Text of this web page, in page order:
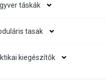
táskák
tasak
kiegészítők